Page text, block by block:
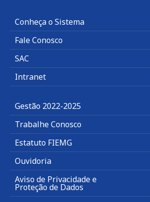
Conheça o Sistema
Fale Conosco
SAC
Intranet
Gestão 2022-2025
Trabalhe Conosco
Estatuto FIEMG
Ouvidoria
Aviso de Privacidade e
Proteção de Dados